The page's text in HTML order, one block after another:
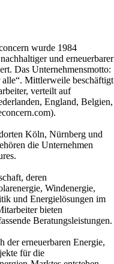
wurde 1984
und erneuerbarer
Das Unternehmensmotto:
Mittlerweile beschäftigt
verteilt auf
England, Belgien,
Köln, Nürnberg und
die Unternehmen
deren
Windenergie,
und Energielösungen im
bieten
Beratungsleistungen.
der erneuerbaren Energie,
für die